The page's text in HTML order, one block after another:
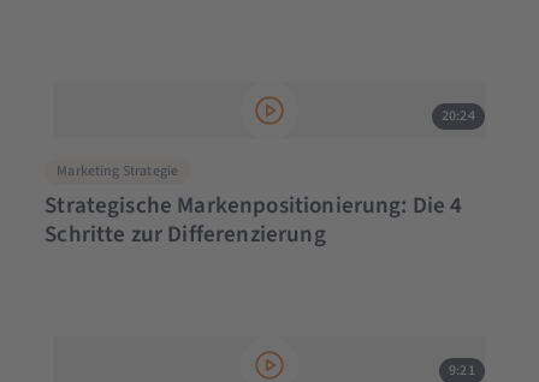
20:24
Marketing Strategie
Strategische Markenpositionierung: Die 4
Schritte zur Differenzierung
9:21